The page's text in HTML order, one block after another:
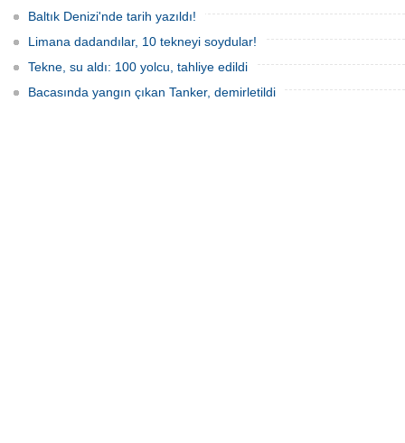
Baltık Denizi'nde tarih yazıldı!
Limana dadandılar, 10 tekneyi soydular!
Tekne, su aldı: 100 yolcu, tahliye edildi
Bacasında yangın çıkan Tanker, demirletildi